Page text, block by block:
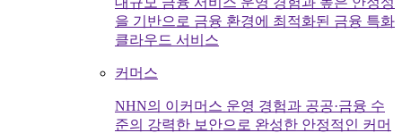
을 기반으로 금융 환경에 최적화된 금융 특화
클라우드 서비스
커머스
NHN의 이커머스 운영 경험과 공공·금융 수
준의 강력한 보안으로 완성한 안정적인 커머